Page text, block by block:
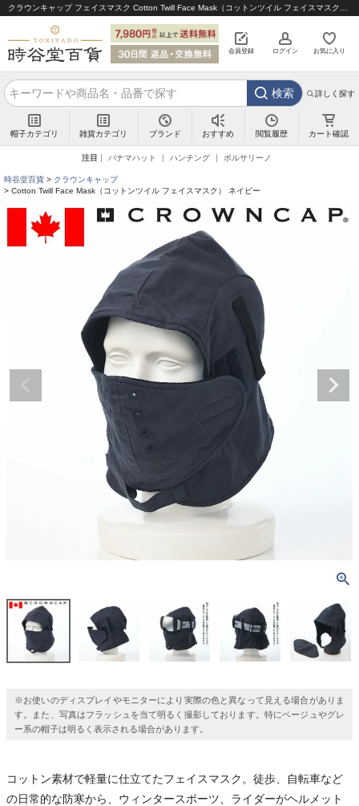
会員登録 ログイン お気に入り
検索 詳しく探す
帽子カテゴリ 雑貨カテゴリ ブランド おすすめ 閲覧履歴 カート確認
注目 パナマハット ハンチング ボルサリーノ
時谷堂百貨
クラウンキャップ
Cotton Twill Face Mask（コットンツイル フェイスマスク） ネイビー
※お使いのディスプレイやモニターにより実際の色と異なって見える場合がありま
す。また、写真はフラッシュを当て明るく撮影しております。特にベージュやグレ
ー系の帽子は明るく表示される場合があります。
コットン素材で軽量に仕立てたフェイスマスク。徒歩、自転車など
の日常的な防寒から、ウィンタースポーツ、ライダーがヘルメット